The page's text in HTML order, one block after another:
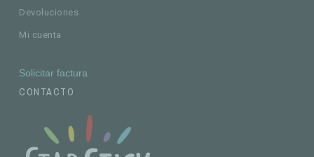
Devoluciones
Mi cuenta
Solicitar factura
CONTACTO